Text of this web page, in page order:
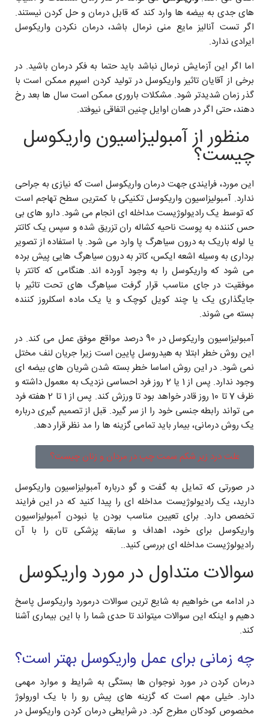
های جدی به بیضه ها وارد کند که قابل درمان و حل کردن نیستند.
اگر تست آنالیز مایع منی نرمال باشد، درمان نکردن واریکوسل
ایرادی ندارد.
اما اگر این آزمایش نرمال نباشد باید حتما به فکر درمان باشید. در
برخی از آقایان تاثیر واریکوسل در تولید کردن اسپرم ممکن است با
گذر زمان شدیدتر شود. مشکلات باروری ممکن است سال ها بعد رخ
دهند، حتی اگر در همان اوایل چنین اتفاقی نیوفتد.
منظور از آمبولیزاسیون واریکوسل
چیست؟
این مورد، فرایندی جهت درمان واریکوسل است که نیازی به جراحی
ندارد. آمبولیزاسیون واریکوسل تکنیکی با کمترین سطح تهاجم است
که توسط یک رادیولوژیست مداخله ای انجام می شود. دارو های بی
حس کننده به پوست ناحیه کشاله ران تزریق شده و سپس یک کاتتر
یا لوله باریک به درون سیاهرگ پا وارد می شود. با استفاده از تصویر
برداری به وسیله اشعه ایکس، کاتر به درون سیاهرگ هایی پیش برده
می شود که واریکوسل را به وجود آورده اند. هنگامی که کاتتر با
موفقیت در جای مناسب قرار گرفت سیاهرگ های تحت تاثیر با
جایگذاری یک یا چند کویل کوچک و یا یک ماده اسکلروز کننده
بسته می شوند.
آمبولیزاسیون واریکوسل در 90 درصد مواقع موفق عمل می کند. در
این روش خطر ابتلا به هیدروسل پایین است زیرا جریان لنف مختل
نمی شود. در این روش اساسا خطر بسته شدن شریان های بیضه ای
وجود ندارد. پس از 1 یا 2 روز فرد احساسی نزدیک به معمول داشته و
ظرف 7 تا 10 روز قادر خواهد بود تا ورزش کند. پس از 1 تا 2 هفته فرد
می تواند رابطه جنسی خود را از سر گیرد. قبل از تصمیم گیری درباره
یک روش درمانی، بیمار باید تمامی گزینه ها را مد نظر قرار دهد.
علت درد زیر شکم سمت چپ در مردان و زنان چیست؟
در صورتی که تمایل به گفت و گو درباره آمبولیزاسیون واریکوسل
دارید، یک رادیولوژیست مداخله ای را پیدا کنید که در این فرایند
تخصص دارد. برای تعیین مناسب بودن یا نبودن آمبولیزاسیون
واریکوسل برای خود، اهداف و سابقه پزشکی تان را با آن
رادیولوژیست مداخله ای بررسی کنید..
سوالات متداول در مورد واریکوسل
در ادامه می خواهیم به شایع ترین سوالات درمورد واریکوسل پاسخ
دهیم و اینکه این سوالات میتواند تا حدی شما را با این بیماری آشنا
کند.
چه زمانی برای عمل واریکوسل بهتر است؟
درمان کردن در مورد نوجوان ها بستگی به شرایط و موارد مهمی
دارد. خیلی مهم است که گزینه های پیش رو را با یک اورولوژ
مخصوص کودکان مطرح کرد. در شرایطی درمان کردن واریکوسل در